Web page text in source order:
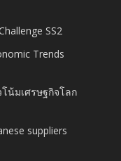
SS2
Trends
น้มเศรษฐกิจโลก
suppliers